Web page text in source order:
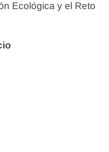
Ecológica y el Reto